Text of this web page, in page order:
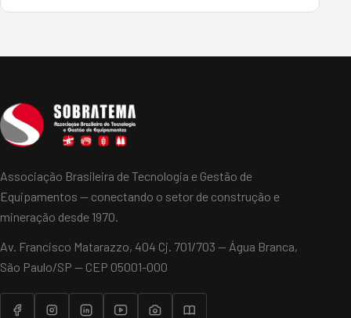
Associação Brasileira de Tecnologia e Gestão de
Equipamentos — conectando o setor de construção e
mineração desde 1970.
Av. Francisco Matarazzo, 404 Cj. 701/703 — Água Branca,
São Paulo/SP — CEP 05001-000